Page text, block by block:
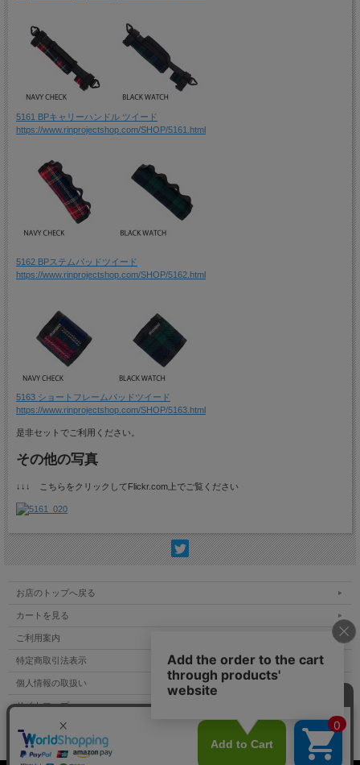
5161 BPキャリーハンドル ツイード
https://www.rinprojectshop.com/SHOP/5161.html
5162 BPステムパッドツイード
https://www.rinprojectshop.com/SHOP/5162.html
5163 ショートフレームパッドツイード
https://www.rinprojectshop.com/SHOP/5163.html
是非セットでご利用ください。
その他の写真
↓↓↓ こちらをクリックしてFlickr.com上でご覧ください
お店のトップへ戻る
カートを見る
ご利用案内
特定商取引法表示
個人情報の取扱い
サイトマップ
お問い合わせ